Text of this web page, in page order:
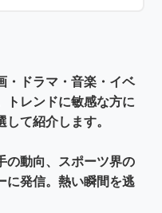
・ドラマ・音楽・イベ
トレンドに敏感な方に
て紹介します。
の動向、スポーツ界の
に発信。熱い瞬間を逃